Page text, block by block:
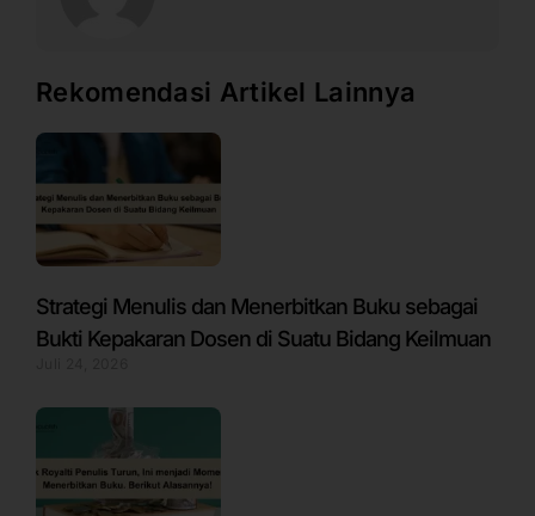
Rekomendasi Artikel Lainnya
Strategi Menulis dan Menerbitkan Buku sebagai
Bukti Kepakaran Dosen di Suatu Bidang Keilmuan